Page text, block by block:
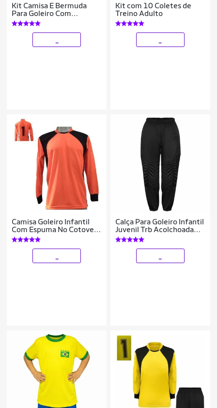
Kit Camisa E Bermuda
Para Goleiro Com
Proteção Acolchoada
Kit com 10 Coletes de
Treino Adulto
Camisa Goleiro Infantil
Com Espuma No Cotovelo
Acolchoada
Calça Para Goleiro Infantil
Juvenil Trb Acolchoada
Reforçada